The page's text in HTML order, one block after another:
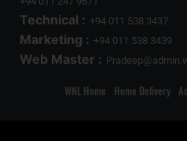
Technical : +94 011 538 3437
Marketing : +94 011 538 3439
Web Master :
WNL Home Home Delivery